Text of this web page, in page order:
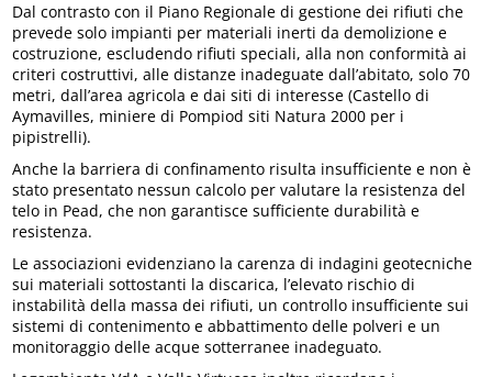
Dal contrasto con il Piano Regionale di gestione dei rifiuti che
prevede solo impianti per materiali inerti da demolizione e
costruzione, escludendo rifiuti speciali, alla non conformità ai
criteri costruttivi, alle distanze inadeguate dall’abitato, solo 70
metri, dall’area agricola e dai siti di interesse (Castello di
Aymavilles, miniere di Pompiod siti Natura 2000 per i
pipistrelli).
Anche la barriera di confinamento risulta insufficiente e non è
stato presentato nessun calcolo per valutare la resistenza del
telo in Pead, che non garantisce sufficiente durabilità e
resistenza.
Le associazioni evidenziano la carenza di indagini geotecniche
sui materiali sottostanti la discarica, l’elevato rischio di
instabilità della massa dei rifiuti, un controllo insufficiente sui
sistemi di contenimento e abbattimento delle polveri e un
monitoraggio delle acque sotterranee inadeguato.